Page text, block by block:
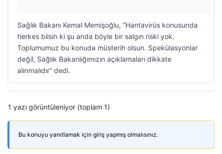
Sağlık Bakanı Kemal Memişoğlu, “Hantavirüs konusunda
herkes bilsin ki şu anda böyle bir salgın riski yok.
Toplumumuz bu konuda müsterih olsun. Spekülasyonlar
değil, Sağlık Bakanlığımızın açıklamaları dikkate
alınmalıdır” dedi.
1 yazı görüntüleniyor (toplam 1)
Bu konuyu yanıtlamak için giriş yapmış olmalısınız.